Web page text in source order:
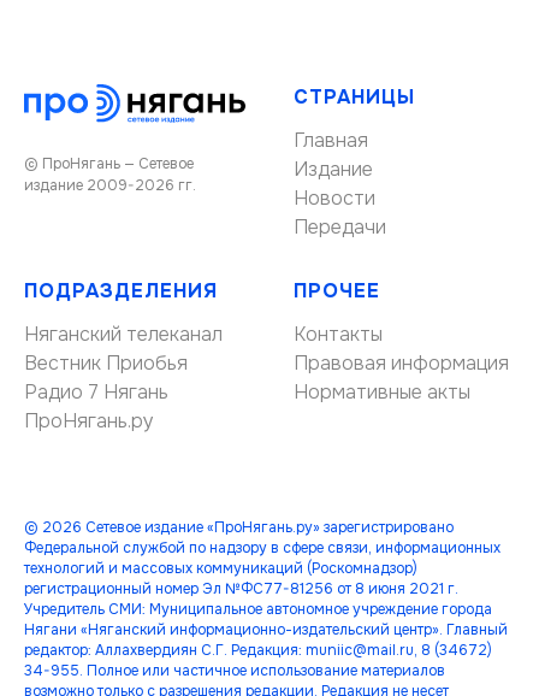
© ПроНягань — Сетевое
издание 2009-2026 гг.
СТРАНИЦЫ
Главная
Издание
Новости
Передачи
ПОДРАЗДЕЛЕНИЯ
Няганский телеканал
Вестник Приобья
Радио 7 Нягань
ПроНягань.ру
ПРОЧЕЕ
Контакты
Правовая информация
Нормативные акты
© 2026 Сетевое издание «ПроНягань.ру» зарегистрировано
Федеральной службой по надзору в сфере связи, информационных
технологий и массовых коммуникаций (Роскомнадзор)
регистрационный номер Эл №ФС77-81256 от 8 июня 2021 г.
Учредитель СМИ: Муниципальное автономное учреждение города
Нягани «Няганский информационно-издательский центр». Главный
редактор: Аллахвердиян С.Г. Редакция: muniic@mail.ru, 8 (34672)
34-955. Полное или частичное использование материалов
возможно только с разрешения редакции. Редакция не несет